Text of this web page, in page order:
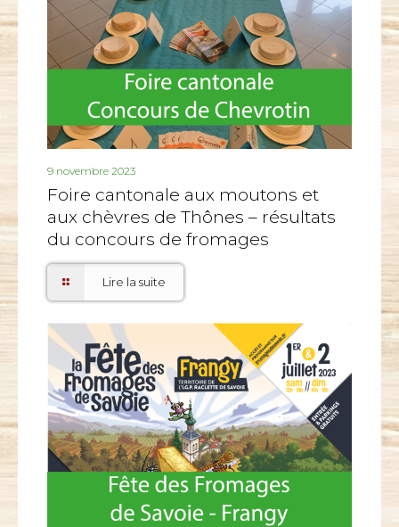
9 novembre 2023
Foire cantonale aux moutons et
aux chèvres de Thônes – résultats
du concours de fromages
Lire la suite